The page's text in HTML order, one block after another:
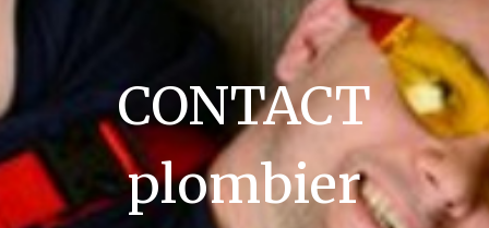
CONTACT
plombier